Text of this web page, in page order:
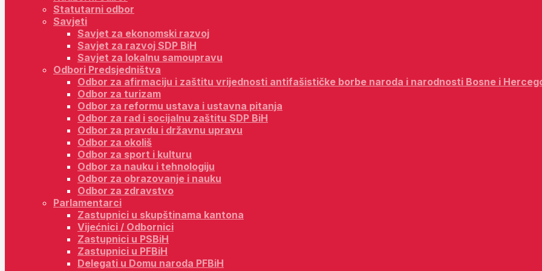
Statutarni odbor
Savjeti
Savjet za ekonomski razvoj
Savjet za razvoj SDP BiH
Savjet za lokalnu samoupravu
Odbori Predsjedništva
Odbor za afirmaciju i zaštitu vrijednosti antifašističke borbe naroda i narodnosti Bosne i
Odbor za turizam
Odbor za reformu ustava i ustavna pitanja
Odbor za rad i socijalnu zaštitu SDP BiH
Odbor za pravdu i državnu upravu
Odbor za okoliš
Odbor za sport i kulturu
Odbor za nauku i tehnologiju
Odbor za obrazovanje i nauku
Odbor za zdravstvo
Parlamentarci
Zastupnici u skupštinama kantona
Vijećnici / Odbornici
Zastupnici u PSBiH
Zastupnici u PFBiH
Delegati u Domu naroda PFBiH